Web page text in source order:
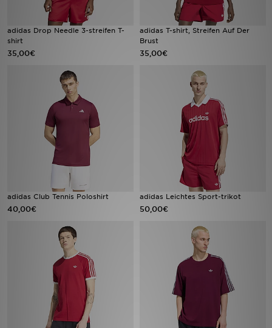
adidas Drop Needle 3-streifen T-
shirt
35,00€
adidas T-shirt, Streifen Auf Der
Brust
35,00€
adidas Club Tennis Poloshirt
40,00€
adidas Leichtes Sport-trikot
50,00€
Lade die APP
Filialfinder
Hilfe & Kontakt
Geschenkgutschein
Studenten
Blog